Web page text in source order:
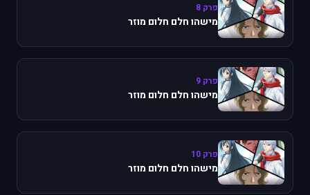
פרק 8
מישהו חלם חלום מוזר
פרק 9
מישהו חלם חלום מוזר
פרק 10
מישהו חלם חלום מוזר